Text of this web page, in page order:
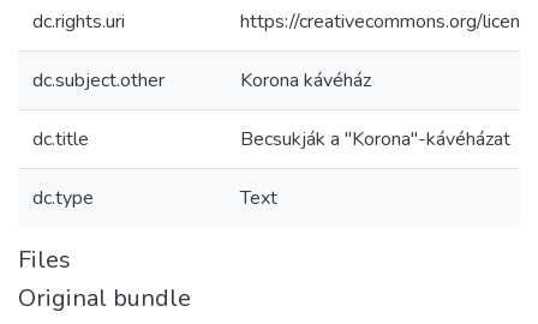
dc.rights.uri https://creativecommons.org/
dc.subject.other Korona kávéház
dc.title Becsukják a "Korona"-kávéházat
dc.type Text
Files
Original bundle